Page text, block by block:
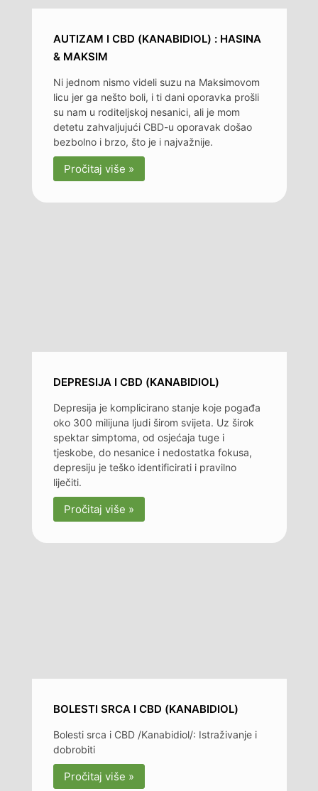
AUTIZAM I CBD (KANABIDIOL) : HASINA
& MAKSIM
Ni jednom nismo videli suzu na Maksimovom
licu jer ga nešto boli, i ti dani oporavka prošli
su nam u roditeljskoj nesanici, ali je mom
detetu zahvaljujući CBD-u oporavak došao
bezbolno i brzo, što je i najvažnije.
Pročitaj više »
DEPRESIJA I CBD (KANABIDIOL)
Depresija je komplicirano stanje koje pogađa
oko 300 milijuna ljudi širom svijeta. Uz širok
spektar simptoma, od osjećaja tuge i
tjeskobe, do nesanice i nedostatka fokusa,
depresiju je teško identificirati i pravilno
liječiti.
Pročitaj više »
BOLESTI SRCA I CBD (KANABIDIOL)
Bolesti srca i CBD /Kanabidiol/: Istraživanje i
dobrobiti
Pročitaj više »